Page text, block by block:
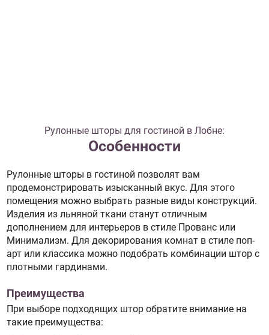
Рулонные шторы для гостиной в Лобне:
Особенности
Рулонные шторы в гостиной позволят вам
продемонстрировать изысканный вкус. Для этого
помещения можно выбрать разные виды конструкций.
Изделия из льняной ткани станут отличным
дополнением для интерьеров в стиле Прованс или
Минимализм. Для декорирования комнат в стиле поп-
арт или классика можно подобрать комбинации штор с
плотными гардинами.
Преимущества
При выборе подходящих штор обратите внимание на
такие преимущества: